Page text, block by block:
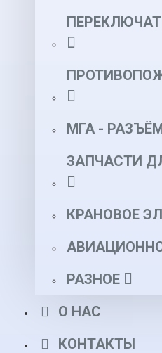
МГА -
ЗАПЧАСТИ
КРАНОВОЕ
РАЗНОЕ
О НАС
КОНТАКТЫ